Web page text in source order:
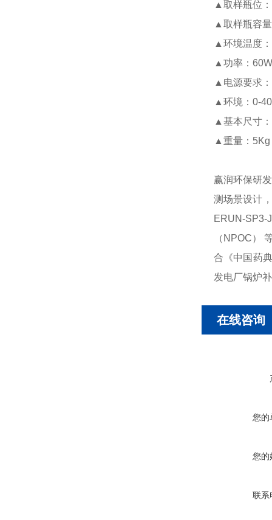
▲ 取样瓶位
▲ 取样瓶容
▲ 环境温度
▲ 功率：60W
▲ 电源要求
▲ 环境：0-
▲ 基本尺寸
▲ 重量：5Kg
赢润环保研
测场景设计
ERUN-SP3-
（NPOC）
合《中国药
发电厂锅炉
在线咨询
您的
您的
联系